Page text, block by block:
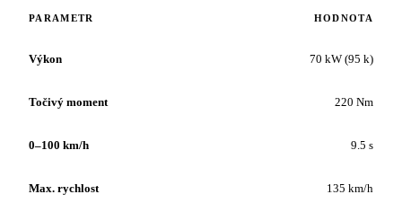
PARAMETR HODNOTA
Výkon 70 kW (95 k)
Točivý moment 220 Nm
0–100 km/h 9.5 s
Max. rychlost 135 km/h